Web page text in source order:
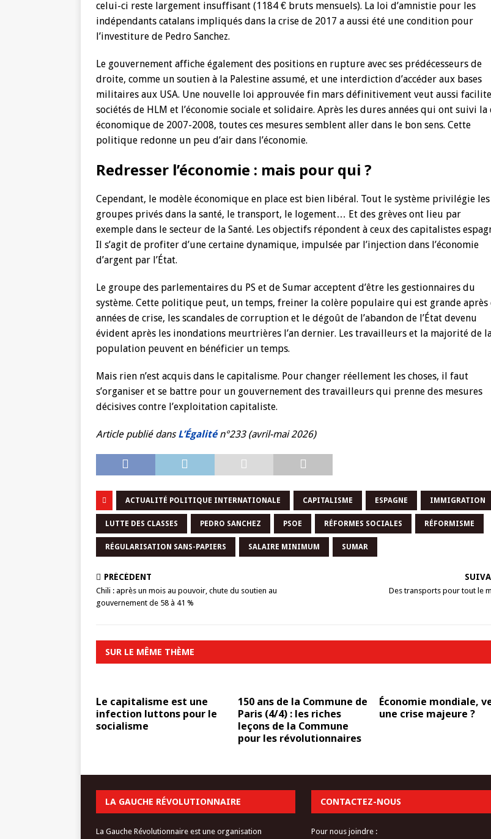
celui-ci reste largement insuffisant (1184 € bruts mensuels). La loi d’amnistie pour les
indépendants catalans impliqués dans la crise de 2017 a aussi été une condition pour
l’investiture de Pedro Sanchez.
Le gouvernement affiche également des positions en rupture avec ses prédécesseurs de
droite, comme un soutien à la Palestine assumé, et une interdiction d’accéder aux bases
militaires aux USA. Une nouvelle loi approuvée fin mars définitivement veut aussi
sociétés de HLM et l’économie sociale et solidaire. Après les dures années qui ont suivi la
économique de 2007-2008, toutes ces mesures semblent aller dans le bon sens. Cette
politique redonne un peu d’air dans l’économie.
Redresser l’économie : mais pour qui ?
Cependant, le modèle économique en place est bien libéral. Tout le système privilégie les
groupes privés dans la santé, le transport, le logement… Et des grèves ont lieu par
exemple dans le secteur de la Santé. Les objectifs répondent à ceux des capitalistes
Il s’agit de profiter d’une certaine dynamique, impulsée par l’injection dans l’économie
d’argent par l’État.
Le groupe des parlementaires du PS et de Sumar acceptent d’être les gestionnaires du
système. Cette politique peut, un temps, freiner la colère populaire qui est grande après
années de crise, les scandales de corruption et le dégoût de l’abandon de l’État devenu
évident après les inondations meurtrières l’an dernier. Les travailleurs et la majorité de
population peuvent en bénéficier un temps.
Mais rien n’est acquis dans le capitalisme. Pour changer réellement les choses, il faut
s’organiser et se battre pour un gouvernement des travailleurs qui prenne des mesures
décisives contre l’exploitation capitaliste.
Article publié dans L’Égalitén°233 (avril-mai 2026)
ACTUALITÉ POLITIQUE INTERNATIONALE CAPITALISME ESPAGNE IMMIGRATION
LUTTE DES CLASSES PEDRO SANCHEZ PSOE RÉFORMES SOCIALES RÉFORMISME
RÉGULARISATION SANS-PAPIERS SALAIRE MINIMUM SUMAR
PRÉCÉDENT
Chili : après un mois au pouvoir, chute du soutien au
gouvernement de 58 à 41 %
Des transports pour tout le
SUR LE MÊME THÈME
Le capitalisme est une
infection luttons pour le
socialisme
150 ans de la Commune de
Paris (4/4) : les riches
leçons de la Commune
pour les révolutionnaires
Économie mondiale,
une crise majeure ?
LA GAUCHE RÉVOLUTIONNAIRE
La Gauche Révolutionnaire est une organisation
CONTACTEZ-NOUS
Pour nous joindre :